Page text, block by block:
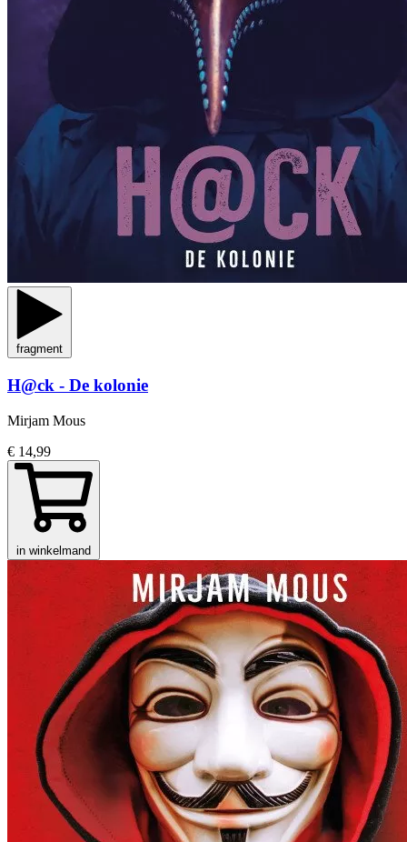
fragment
H@ck - De kolonie
Mirjam Mous
€ 14,99
in winkelmand